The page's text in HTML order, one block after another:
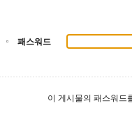
패스워드
이 게시물의 패스워드